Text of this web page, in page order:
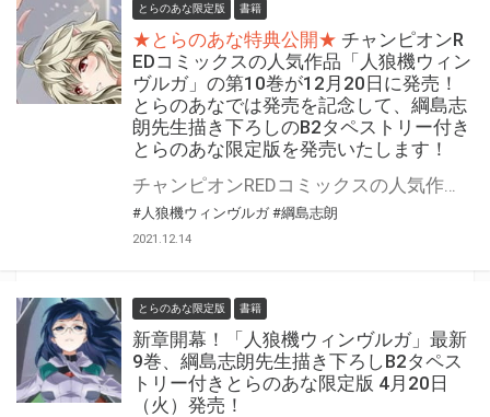
とらのあな限定版 書籍
★とらのあな特典公開★ チャンピオンR
EDコミックスの人気作品「人狼機ウィン
ヴルガ」の第10巻が12月20日に発売！
とらのあなでは発売を記念して、綱島志
朗先生描き下ろしのB2タペストリー付き
とらのあな限定版を発売いたします！
#人狼機ウィンヴルガ #綱島志朗
2021.12.14
とらのあな限定版 書籍
新章開幕！「人狼機ウィンヴルガ」最新
9巻、綱島志朗先生描き下ろしB2タペス
トリー付きとらのあな限定版 4月20日
（火）発売！